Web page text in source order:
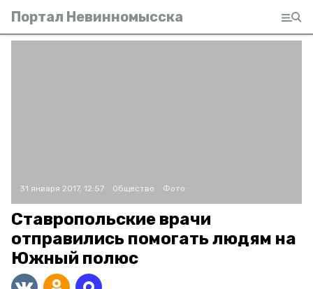
Портал Невинномысска
31 января 2017, 12:57 Общество Фото:
Ставропольские врачи
отправились помогать людям на
Южный полюс